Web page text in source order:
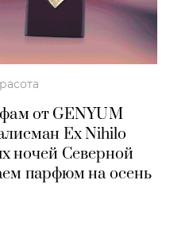
от GENYUM
Ex Nihilo
ночей Северной
парфюм на осень